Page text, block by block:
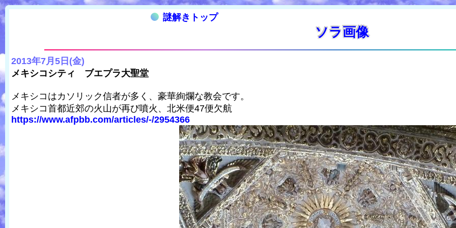
謎解きトップ
ソラ画像
2013年7月5日(金)
メキシコシティ ブエプラ大聖堂
メキシコはカソリック信者が多く、豪華絢爛な教会です。
メキシコ首都近郊の火山が再び噴火、北米便47便欠航
https://www.afpbb.com/articles/-/2954366